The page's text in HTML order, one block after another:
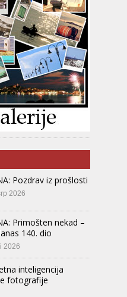
Pozdrav iz prošlosti
2026
Primošten nekad –
140. dio
2026
inteligencija
fotografije